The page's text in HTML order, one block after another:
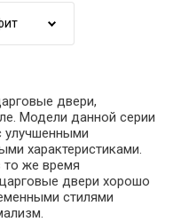
двери,
Модели данной серии
улучшенными
характеристиками.
то же время
двери хорошо
стилями